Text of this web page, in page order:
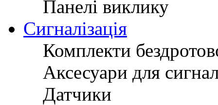
Панелі виклику
Сигналізація
Комплекти
Аксесуари для
Датчики